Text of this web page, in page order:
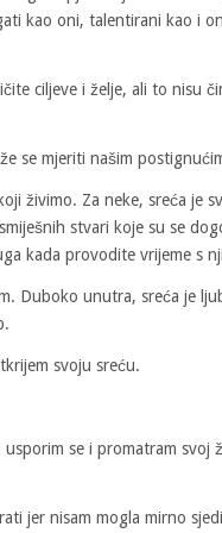
kao oni, talentirani kao i
ciljeve i želje, ali to nisu
se mjeriti našim
živimo. Za neke, sreća je
stvari koje su se
kada provodite vrijeme s
Duboko unutra, sreća je
svoju sreću.
usporim se i promatram
jer nisam mogla mirno